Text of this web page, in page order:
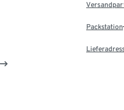
Packstation